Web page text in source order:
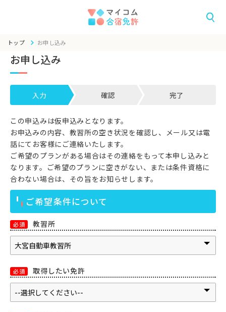
トップ お申し込み
お申し込み
入力 確認 完了
この申込みは仮申込みとなります。
お申込みの内容、教習所の空き状況を確認し、メール又は電
話にてお客様にご連絡いたします。
ご希望のプランがある場合はその連絡をもって本申し込みと
なります。ご希望のプランに空きがない、または条件資格に
合わない場合は、その旨をお知らせします。
ご希望条件について
必須 教習所
必須 取得したい免許